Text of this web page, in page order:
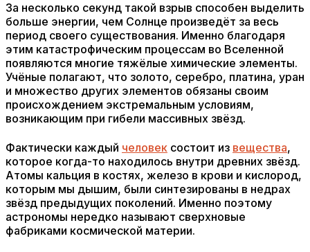
За несколько секунд такой взрыв способен выделить
больше энергии, чем Солнце произведёт за весь
период своего существования. Именно благодаря
этим катастрофическим процессам во Вселенной
появляются многие тяжёлые химические элементы.
Учёные полагают, что золото, серебро, платина, уран
и множество других элементов обязаны своим
происхождением экстремальным условиям,
возникающим при гибели массивных звёзд.
Фактически каждый человек состоит из вещества,
которое когда-то находилось внутри древних звёзд.
Атомы кальция в костях, железо в крови и кислород,
которым мы дышим, были синтезированы в недрах
звёзд предыдущих поколений. Именно поэтому
астрономы нередко называют сверхновые
фабриками космической материи.